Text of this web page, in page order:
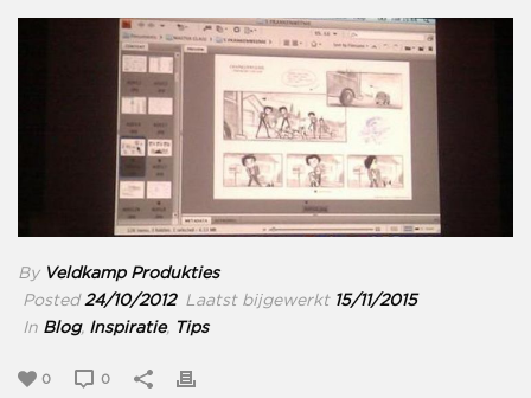
By Veldkamp Produkties
Posted 24/10/2012Laatst bijgewerkt 15/11/2015
In Blog, Inspiratie, Tips
0 0